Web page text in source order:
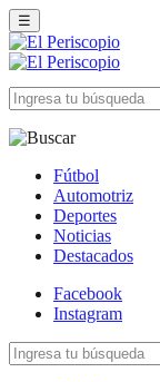
☰
Fútbol
Automotriz
Deportes
Noticias
Destacados
Facebook
Instagram